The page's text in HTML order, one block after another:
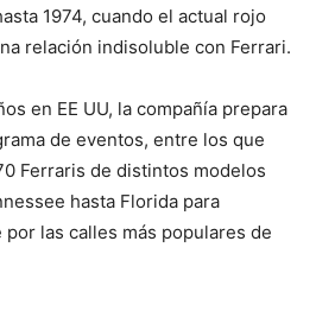
1974, cuando el actual rojo
relación indisoluble con Ferrari.
en EE UU, la compañía prepara
de eventos, entre los que
Ferraris de distintos modelos
hasta Florida para
las calles más populares de